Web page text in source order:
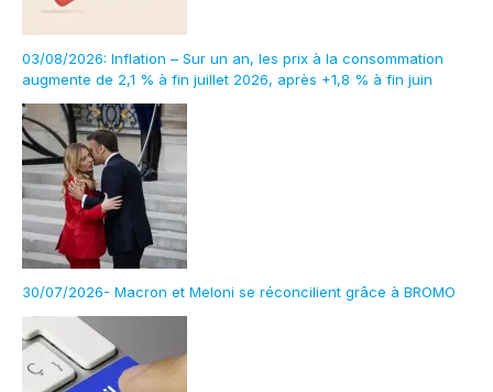
03/08/2026: Inflation – Sur un an, les prix à la consommation
augmente de 2,1 % à fin juillet 2026, après +1,8 % à fin juin
30/07/2026- Macron et Meloni se réconcilient grâce à BROMO